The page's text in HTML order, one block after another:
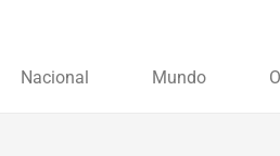
Nacional Mundo